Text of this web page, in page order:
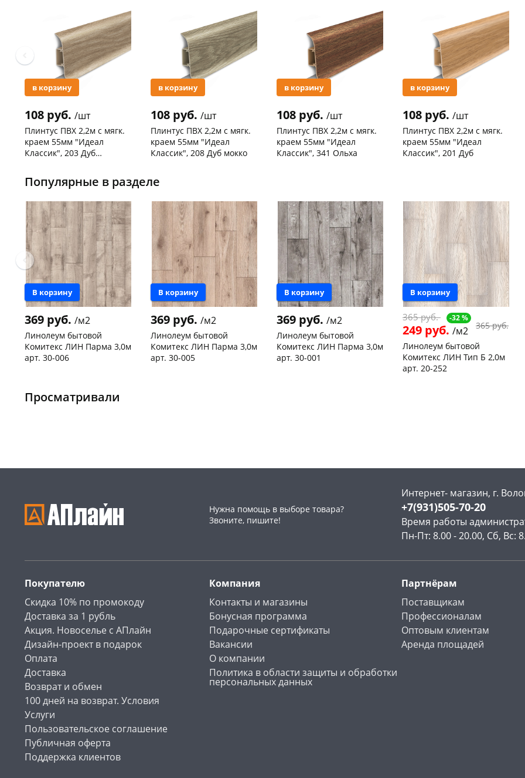
в корзину
108 руб. /шт
Плинтус ПВХ 2,2м с мягк.
краем 55мм "Идеал
Классик", 203 Дуб
в корзину
108 руб. /шт
Плинтус ПВХ 2,2м с мягк.
краем 55мм "Идеал
Классик", 208 Дуб мокко
в корзину
108 руб. /шт
Плинтус ПВХ 2,2м с мягк.
краем 55мм "Идеал
Классик", 341 Ольха
в корзину
108 руб. /шт
Плинтус ПВХ 2,2м с мягк.
краем 55мм "Идеал
Классик", 201 Дуб
Популярные в разделе
Новинка
В корзину
369 руб. /м2
Линолеум бытовой
Комитекс ЛИН Парма 3,0м
арт. 30-006
Код товара
469361
Новинка
В корзину
369 руб. /м2
Линолеум бытовой
Комитекс ЛИН Парма 3,0м
арт. 30-005
Новинка
В корзину
369 руб. /м2
Линолеум бытовой
Комитекс ЛИН Парма 3,0м
арт. 30-001
Акция
В корзину
365 руб. -32 %
249 руб. /м2
365 руб.
Линолеум бытовой
Комитекс ЛИН Тип Б 2,0м
арт. 20-252
Просматривали
Нужна помощь в выборе товара?
Звоните, пишите!
Интернет- магазин, г.
+7(931)505-70-20
Время работы
Пн-Пт: 8.00 - 20.00, Сб, Вс:
Покупателю
Скидка 10% по промокоду
Доставка за 1 рубль
Акция. Новоселье с АПлайн
Дизайн-проект в подарок
Оплата
Доставка
Возврат и обмен
100 дней на возврат. Условия
Услуги
Пользовательское соглашение
Публичная оферта
Поддержка клиентов
Компания
Контакты и магазины
Бонусная программа
Подарочные сертификаты
Вакансии
О компании
Политика в области защиты и обработки
персональных данных
Партнёрам
Поставщикам
Профессионалам
Оптовым клиентам
Аренда площадей
раз в 2 недели